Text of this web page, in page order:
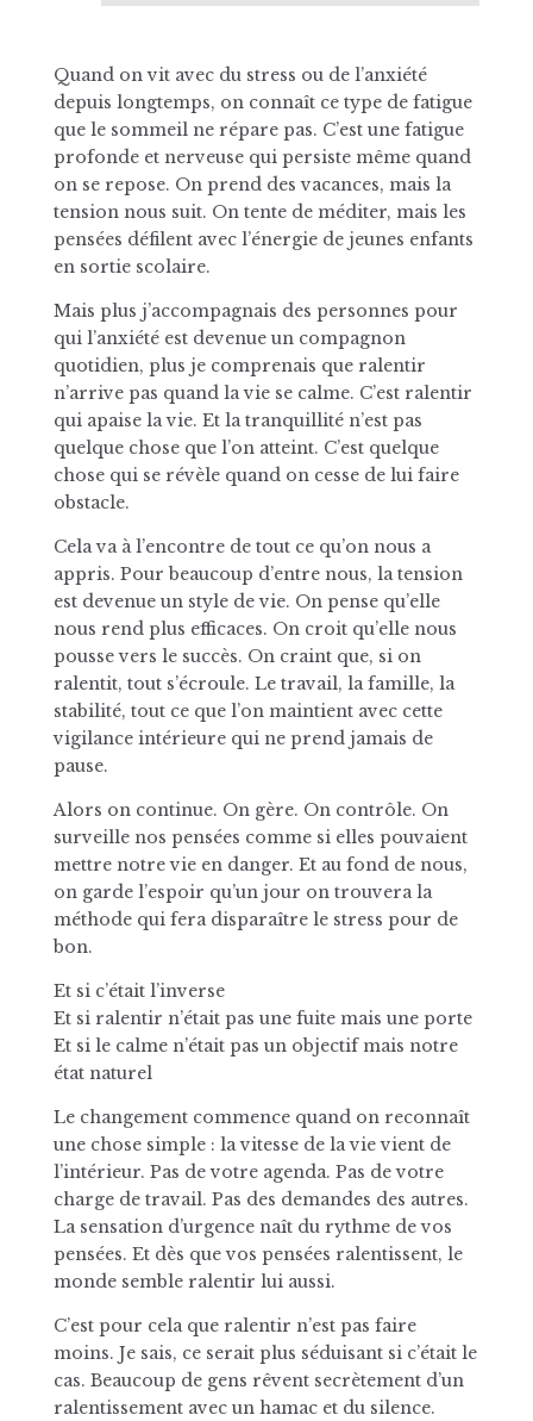
Quand on vit avec du stress ou de l’anxiété
depuis longtemps, on connaît ce type de fatigue
que le sommeil ne répare pas. C’est une fatigue
profonde et nerveuse qui persiste même quand
on se repose. On prend des vacances, mais la
tension nous suit. On tente de méditer, mais les
pensées défilent avec l’énergie de jeunes enfants
en sortie scolaire.
Mais plus j’accompagnais des personnes pour
qui l’anxiété est devenue un compagnon
quotidien, plus je comprenais que ralentir
n’arrive pas quand la vie se calme. C’est ralentir
qui apaise la vie. Et la tranquillité n’est pas
quelque chose que l’on atteint. C’est quelque
chose qui se révèle quand on cesse de lui faire
obstacle.
Cela va à l’encontre de tout ce qu’on nous a
appris. Pour beaucoup d’entre nous, la tension
est devenue un style de vie. On pense qu’elle
nous rend plus efficaces. On croit qu’elle nous
pousse vers le succès. On craint que, si on
ralentit, tout s’écroule. Le travail, la famille, la
stabilité, tout ce que l’on maintient avec cette
vigilance intérieure qui ne prend jamais de
pause.
Alors on continue. On gère. On contrôle. On
surveille nos pensées comme si elles pouvaient
mettre notre vie en danger. Et au fond de nous,
on garde l’espoir qu’un jour on trouvera la
méthode qui fera disparaître le stress pour de
bon.
Et si c’était l’inverse
Et si ralentir n’était pas une fuite mais une porte
Et si le calme n’était pas un objectif mais notre
état naturel
Le changement commence quand on reconnaît
une chose simple : la vitesse de la vie vient de
l’intérieur. Pas de votre agenda. Pas de votre
charge de travail. Pas des demandes des autres.
La sensation d’urgence naît du rythme de vos
pensées. Et dès que vos pensées ralentissent, le
monde semble ralentir lui aussi.
C’est pour cela que ralentir n’est pas faire
moins. Je sais, ce serait plus séduisant si c’était le
cas. Beaucoup de gens rêvent secrètement d’un
ralentissement avec un hamac et du silence.